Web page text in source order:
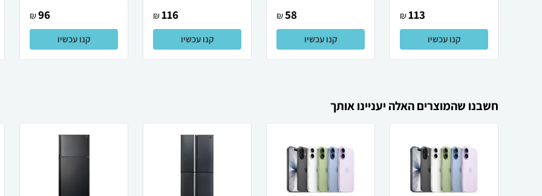
113
₪
קנו עכשיו
58
₪
קנו עכשיו
116
₪
קנו עכשיו
96
₪
קנו עכשיו
חשבנו שהמוצרים האלה יעניינו אותך